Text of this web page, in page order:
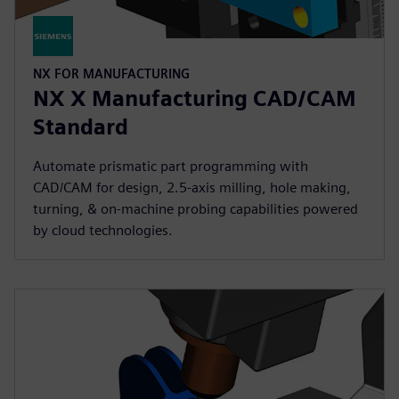
NX FOR MANUFACTURING
NX X Manufacturing CAD/CAM
Standard
Automate prismatic part programming with
CAD/CAM for design, 2.5-axis milling, hole making,
turning, & on-machine probing capabilities powered
by cloud technologies.